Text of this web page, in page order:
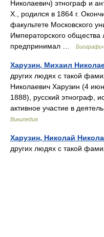
Николаевич) этнограф и
Х., родился в 1864 г.
факультете Московского
Императорского общества
предпринимал …
Харузин, Михаил
других людях с такой
Николаевич Харузин (4
1888), русский этнограф,
активное участие в
Википедия
Харузин, Николай
других людях с такой